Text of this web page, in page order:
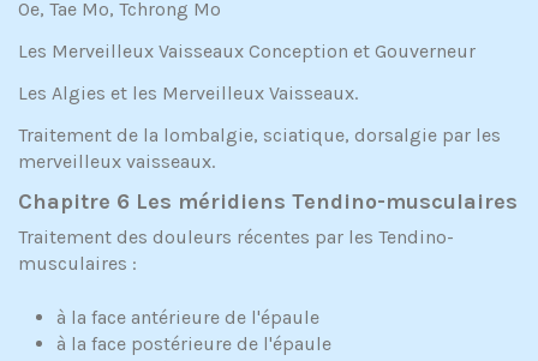
Oe, Tae Mo, Tchrong Mo
Les Merveilleux Vaisseaux Conception et Gouverneur
Les Algies et les Merveilleux Vaisseaux.
Traitement de la lombalgie, sciatique, dorsalgie par les
merveilleux vaisseaux.
Chapitre 6 Les méridiens Tendino-musculaires
Traitement des douleurs récentes par les Tendino-
musculaires :
à la face antérieure de l'épaule
à la face postérieure de l'épaule